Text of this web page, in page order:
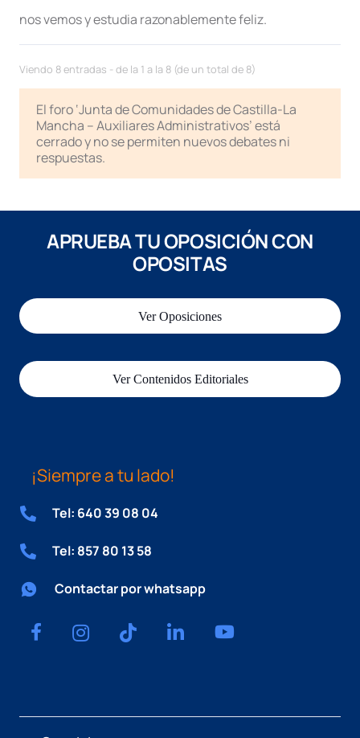
nos vemos y estudia razonablemente feliz.
Viendo 8 entradas - de la 1 a la 8 (de un total de 8)
El foro ‘Junta de Comunidades de Castilla-La
Mancha – Auxiliares Administrativos’ está
cerrado y no se permiten nuevos debates ni
respuestas.
APRUEBA TU OPOSICIÓN CON
OPOSITAS
Ver Oposiciones
Ver Contenidos Editoriales
¡Siempre a tu lado!
Tel: 640 39 08 04
Tel: 857 80 13 58
Contactar por whatsapp